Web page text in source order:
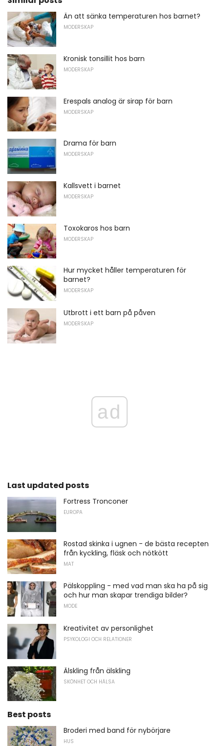
Än att sänka temperaturen hos barnet?
MODERSKAP
Kronisk tonsillit hos barn
MODERSKAP
Erespals analog är sirap för barn
MODERSKAP
Drama för barn
MODERSKAP
Kallsvett i barnet
MODERSKAP
Toxokaros hos barn
MODERSKAP
Hur mycket håller temperaturen för
barnet?
MODERSKAP
Utbrott i ett barn på påven
MODERSKAP
ad
Last updated posts
Fortress Tronconer
EUROPA
Rostad skinka i ugnen - de bästa recepten
från kyckling, fläsk och nötkött
MAT
Pälskoppling - med vad man ska ha på sig
och hur man skapar trendiga bilder?
MODE
Kreativitet av personlighet
PSYKOLOGI OCH RELATIONER
Älskling från älskling
SKÖNHET OCH HÄLSA
Best posts
Broderi med band för nybörjare
HUS